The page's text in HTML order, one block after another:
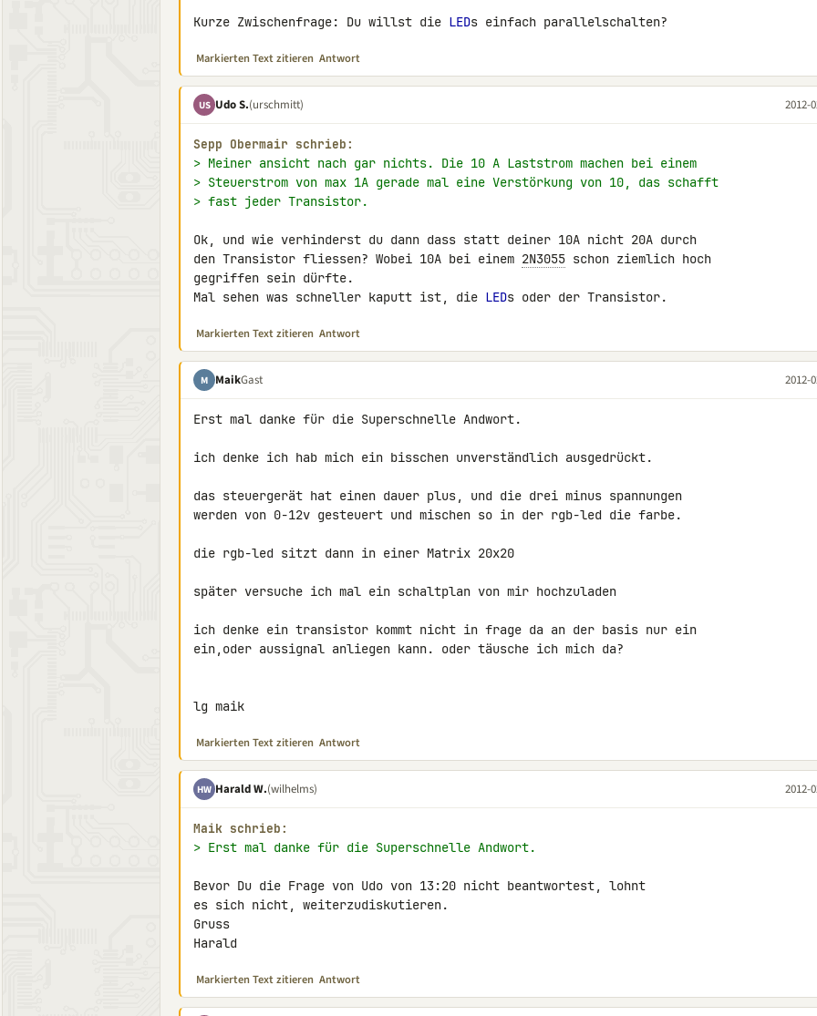
Kurze Zwischenfrage: Du willst die LEDs einfach parallelschalten?
Markierten Text zitieren Antwort
US Udo S.(urschmitt) 2012-
Sepp Obermair schrieb:
> Meiner ansicht nach gar nichts. Die 10 A Laststrom machen bei einem
> Steuerstrom von max 1A gerade mal eine Verstörkung von 10, das schafft
> fast jeder Transistor.
Ok, und wie verhinderst du dann dass statt deiner 10A nicht 20A durch
den Transistor fliessen? Wobei 10A bei einem 2N3055 schon ziemlich hoch
gegriffen sein dürfte.
Mal sehen was schneller kaputt ist, die LEDs oder der Transistor.
Markierten Text zitieren Antwort
M MaikGast 2012-
Erst mal danke für die Superschnelle Andwort.
ich denke ich hab mich ein bisschen unverständlich ausgedrückt.
das steuergerät hat einen dauer plus, und die drei minus spannungen
werden von 0-12v gesteuert und mischen so in der rgb-led die farbe.
die rgb-led sitzt dann in einer Matrix 20x20
später versuche ich mal ein schaltplan von mir hochzuladen
ich denke ein transistor kommt nicht in frage da an der basis nur ein
ein,oder aussignal anliegen kann. oder täusche ich mich da?
lg maik
Markierten Text zitieren Antwort
HW Harald W.(wilhelms) 2012-
Maik schrieb:
> Erst mal danke für die Superschnelle Andwort.
Bevor Du die Frage von Udo von 13:20 nicht beantwortest, lohnt
es sich nicht, weiterzudiskutieren.
Gruss
Harald
Markierten Text zitieren Antwort